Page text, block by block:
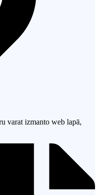
varat izmanto web lapā,